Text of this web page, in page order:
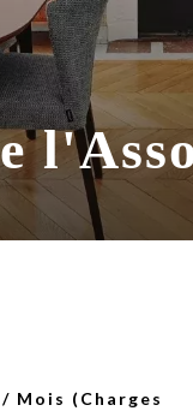
Mois (Charges